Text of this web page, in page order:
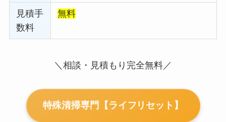
見積手
数料
無料
＼相談・見積もり完全無料／
特殊清掃専門【ライフリセット】